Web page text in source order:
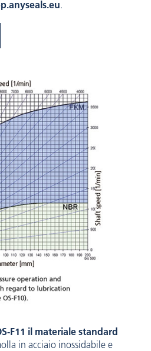
.
F11 il materiale standard
in acciaio inossidabile e